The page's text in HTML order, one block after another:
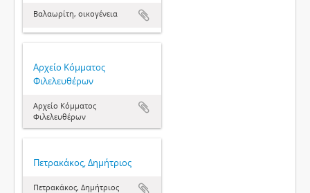
Βαλαωρίτη, οικογένεια
Αρχείο Κόμματος
Φιλελευθέρων
Αρχείο Κόμματος
Φιλελευθέρων
Πετρακάκος, Δημήτριος
Πετρακάκος, Δημήτριος